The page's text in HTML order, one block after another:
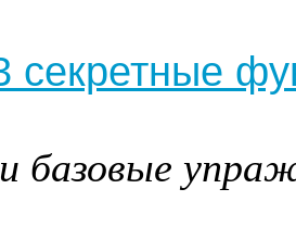
секретные
базовые